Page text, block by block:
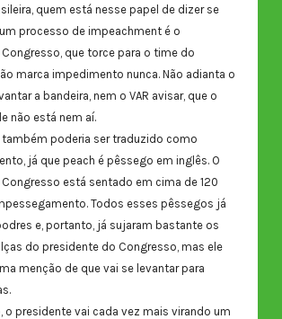
quem está nesse papel de dizer se
processo de impeachment é o
que torce para o time do
marca impedimento nunca. Não adianta o
a bandeira, nem o VAR avisar, que o
não está nem aí.
poderia ser traduzido como
já que peach é pêssego em inglês. O
está sentado em cima de 120
Todos esses pêssegos já
e, portanto, já sujaram bastante os
do presidente do Congresso, mas ele
menção de que vai se levantar para
o presidente vai cada vez mais virando um